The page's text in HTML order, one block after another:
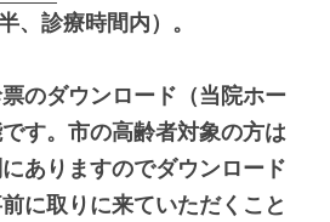
、診療時間内）。
のダウンロード（当院ホー
す。市の高齢者対象の方は
ありますのでダウンロード
に取りに来ていただくこと